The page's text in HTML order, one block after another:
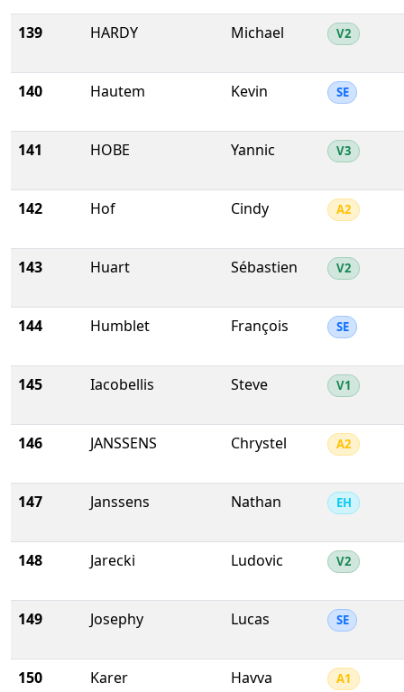
139 HARDY Michael V2
140 Hautem Kevin SE
141 HOBE Yannic V3
142 Hof Cindy A2
143 Huart Sébastien V2
144 Humblet François SE
145 Iacobellis Steve V1
146 JANSSENS Chrystel A2
147 Janssens Nathan EH
148 Jarecki Ludovic V2
149 Josephy Lucas SE
150 Karer Havva A1